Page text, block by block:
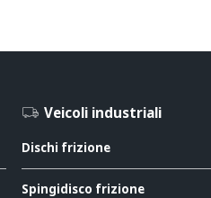
Veicoli industriali
Dischi frizione
Spingidisco frizione